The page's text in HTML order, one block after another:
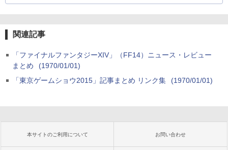
関連記事
「ファイナルファンタジーXIV」（FF14）ニュース・レビュー
まとめ
(1970/01/01)
「東京ゲームショウ2015」記事まとめ リンク集
(1970/01/01)
本サイトのご利用について お問い合わせ